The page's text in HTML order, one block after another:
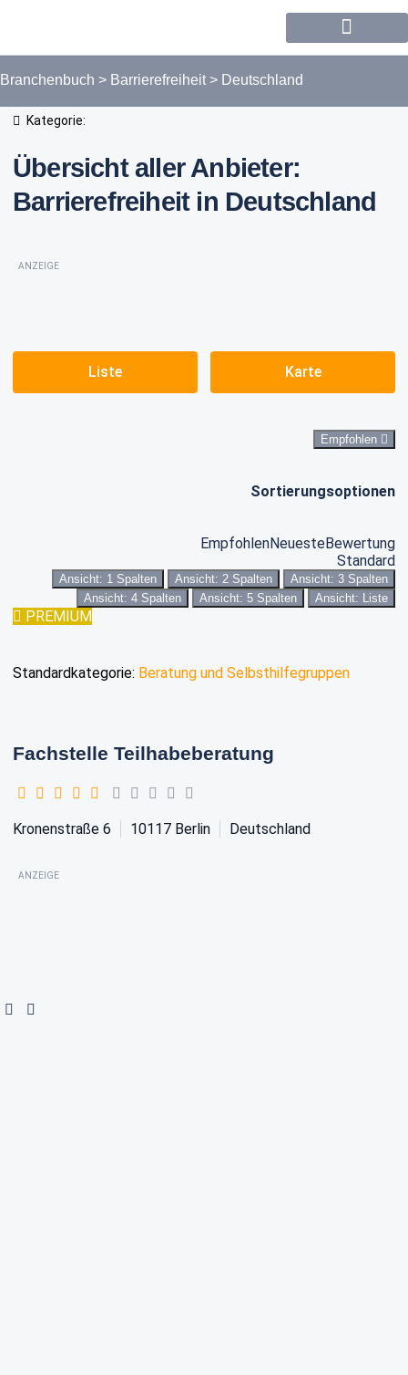
Branchenbuch > Barrierefreiheit > Deutschland
Kategorie:
Übersicht aller Anbieter:
Barrierefreiheit in Deutschland
ANZEIGE
Liste Karte
Empfohlen
Sortierungsoptionen
EmpfohlenNeuesteBewertung
Standard
Ansicht: 1 Spalten Ansicht: 2 Spalten
Ansicht: 3 Spalten
Ansicht: 4 Spalten
Ansicht: 5 Spalten Ansicht: Liste
PREMIUM
Standardkategorie: Beratung und Selbsthilfegruppen
Fachstelle Teilhabeberatung
Kronenstraße 6 10117 Berlin Deutschland
ANZEIGE